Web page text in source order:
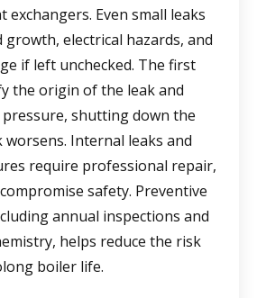
exchangers. Even small leaks
growth, electrical hazards, and
if left unchecked. The first
the origin of the leak and
shutting down the
Internal leaks and
require professional repair,
safety. Preventive
annual inspections and
helps reduce the risk
boiler life.